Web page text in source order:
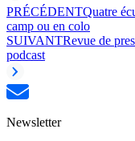
PRÉCÉDENTQuatre
camp ou en colo
SUIVANTRevue de
podcast
Newsletter